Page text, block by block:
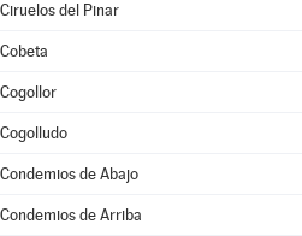
Ciruelos del Pinar
Cobeta
Cogollor
Cogolludo
Condemios de Abajo
Condemios de Arriba